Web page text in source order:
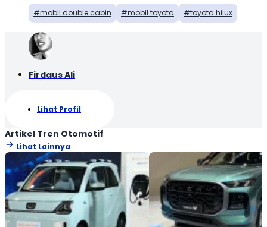
mobil double cabin mobil toyota toyota hilux
Firdaus Ali
Lihat Profil
Artikel Tren Otomotif
Lihat Lainnya